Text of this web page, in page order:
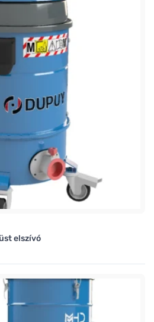
elszívó